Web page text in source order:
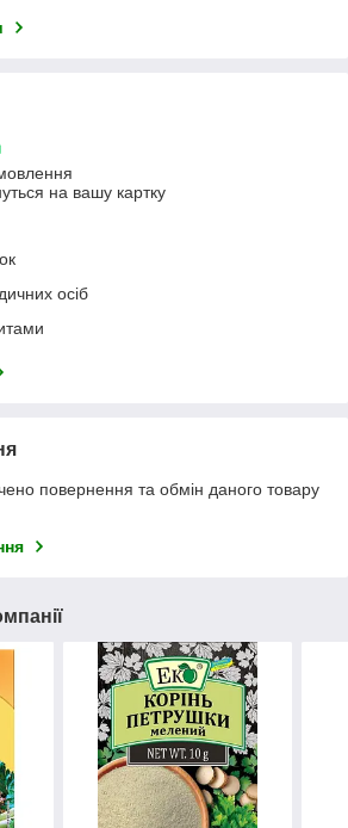
на вашу картку
осіб
повернення та обмін даного товару